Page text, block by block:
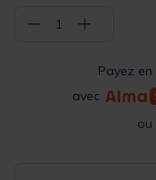
− 1 +
Payez en
avec